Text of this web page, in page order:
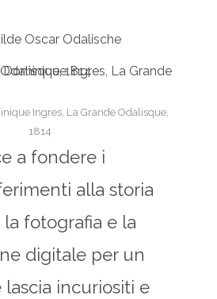
Ingres, La Grande Odalisque,
1814
a fondere i
alla storia
la fotografia e la
digitale per un
incuriositi e